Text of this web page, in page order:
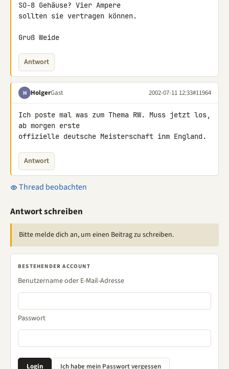
SO-8 Gehäuse? Vier Ampere
sollten sie vertragen können.
Gruß Weide
Antwort
H HolgerGast 2002-07-11 12:33#11964
Ich poste mal was zum Thema RW. Muss jetzt los,
ab morgen erste
offizielle deutsche Meisterschaft inm England.
Antwort
Thread beobachten
Antwort schreiben
Bitte melde dich an, um einen Beitrag zu schreiben.
BESTEHENDER ACCOUNT
Benutzername oder E-Mail-Adresse
Passwort